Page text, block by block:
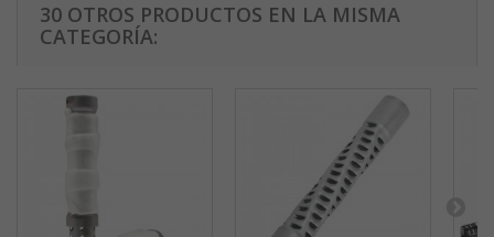
30 OTROS PRODUCTOS EN LA MISMA
CATEGORÍA: